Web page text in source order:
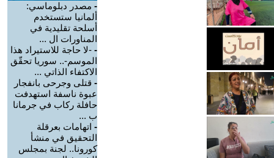
- مصدر دبلوماسي:
ألمانيا ستستخدم
أسلحة تقليدية في
المناورات ال ...
- -لا حاجة للاستيراد هذا
الموسم-.. سوريا تحقّق
الاكتفاء الذاتي ...
- قتلى وجرحى بانفجار
عبوة ناسفة استهدفت
حافلة ركاب في جرمانا
ب ...
- اتهامات بعرقلة
التحقيق في منشأ
كورونا.. لجنة بمجلس